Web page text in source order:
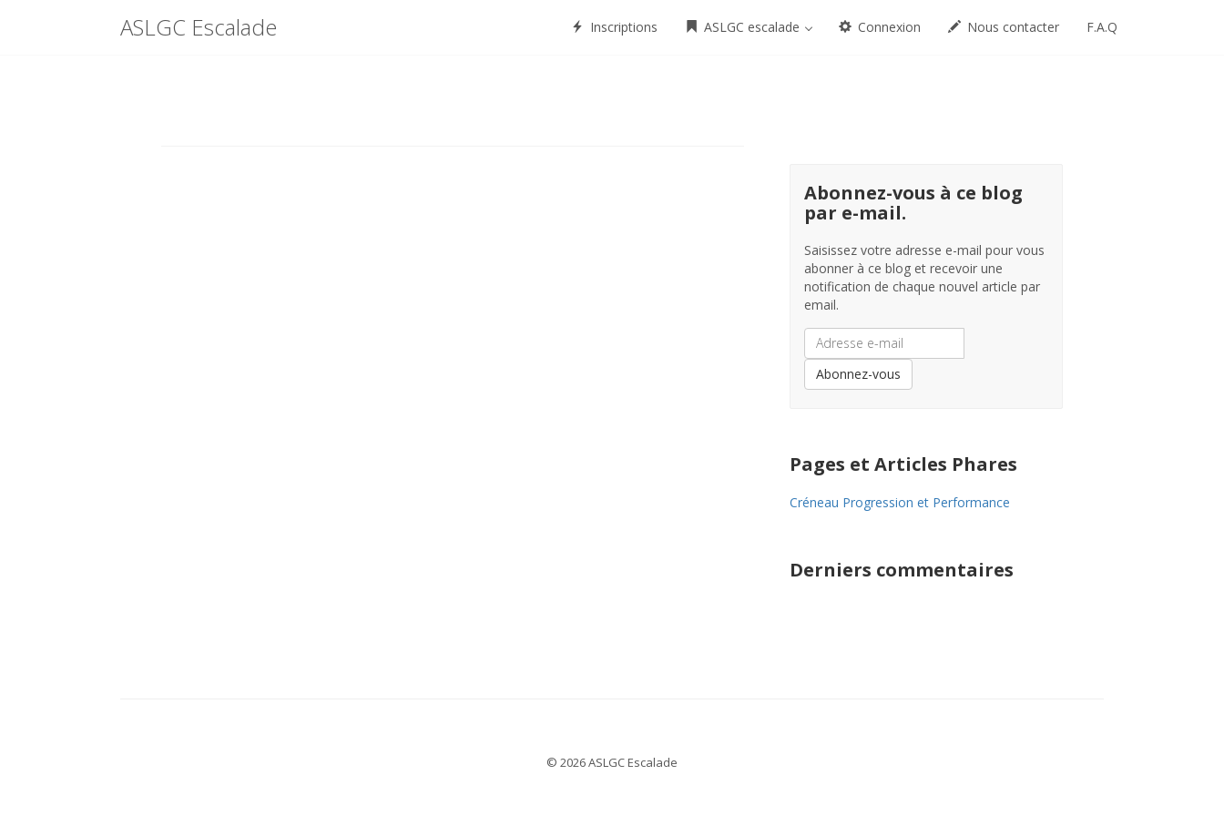
ASLGC Escalade
Menu Inscriptions ASLGC escalade Connexion Nous contacter F.A.Q
Abonnez-vous à ce blog
par e-mail.
Saisissez votre adresse e-mail pour vous
abonner à ce blog et recevoir une
notification de chaque nouvel article par
email.
Adresse
e-
mail
Abonnez-vous
Pages et Articles Phares
Créneau Progression et Performance
Derniers commentaires
© 2026 ASLGC Escalade